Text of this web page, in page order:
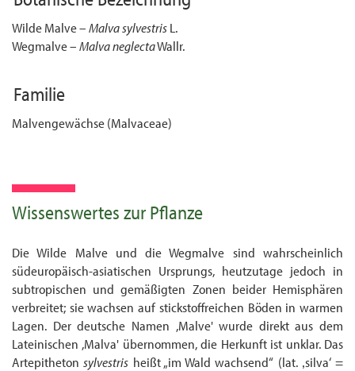
Wilde Malve –Malva sylvestrisL.
Wegmalve –Malva neglectaWallr.
Familie
Malvengewächse (Malvaceae)
Wissenswertes zur Pflanze
Die Wilde Malve und die Wegmalve sind wahrscheinlich
südeuropäisch-asiatischen Ursprungs, heutzutage jedoch in
subtropischen und gemäßigten Zonen beider Hemis­phären
verbreitet; sie wachsen auf stickstoffreichen Böden in warmen
Lagen. Der deutsche Namen ,Malve' wurde direkt aus dem
Lateinischen ,Malva' übernommen, die Herkunft ist unklar. Das
Artepithetonsylvestris heißt „im Wald wachsend“ (lat. ‚silva‘ =